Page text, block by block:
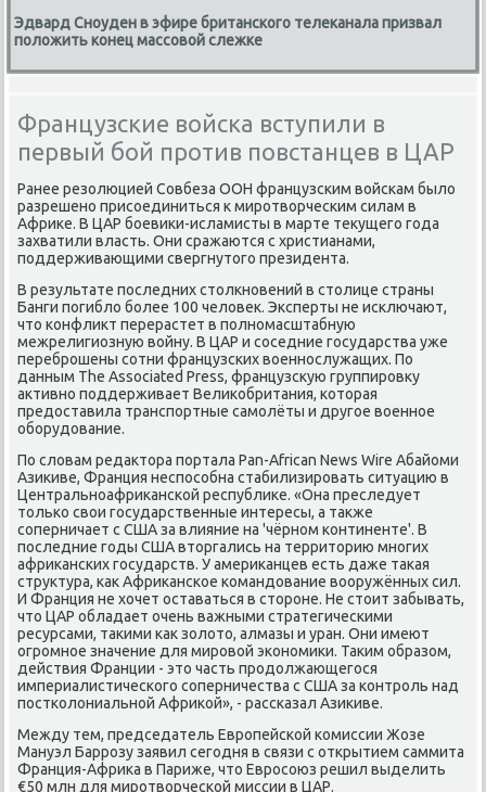
Эдвард Сноуден в эфире британского телеканала призвал
положить конец массовой слежке
Французские войска вступили в
первый бой против повстанцев в ЦАР
Ранее резолюцией Совбеза ООН французским войскам было
разрешено присоединиться к миротворческим силам в
Африке. В ЦАР боевики-исламисты в марте текущего года
захватили власть. Они сражаются с христианами,
поддерживающими свергнутого президента.
В результате последних столкновений в столице страны
Банги погибло более 100 человек. Эксперты не исключают,
что конфликт перерастет в полномасштабную
межрелигиозную войну. В ЦАР и соседние государства уже
переброшены сотни французских военнослужащих. По
данным The Associated Press, французскую группировку
активно поддерживает Великобритания, которая
предоставила транспортные самолёты и другое военное
оборудование.
По словам редактора портала Pan-African News Wire Абайоми
Азикиве, Франция неспособна стабилизировать ситуацию в
Центральноафриканской республике. «Она преследует
только свои государственные интересы, а также
соперничает с США за влияние на 'чёрном континенте'. В
последние годы США вторгались на территорию многих
африканских государств. У американцев есть даже такая
структура, как Африканское командование вооружённых сил.
И Франция не хочет оставаться в стороне. Не стоит забывать,
что ЦАР обладает очень важными стратегическими
ресурсами, такими как золото, алмазы и уран. Они имеют
огромное значение для мировой экономики. Таким образом,
действия Франции - это часть продолжающегося
империалистического соперничества с США за контроль над
постколониальной Африкой», - рассказал Азикиве.
Между тем, председатель Европейской комиссии Жозе
Мануэл Баррозу заявил сегодня в связи с открытием саммита
Франция-Африка в Париже, что Евросоюз решил выделить
€50 млн для миротворческой миссии в ЦАР.